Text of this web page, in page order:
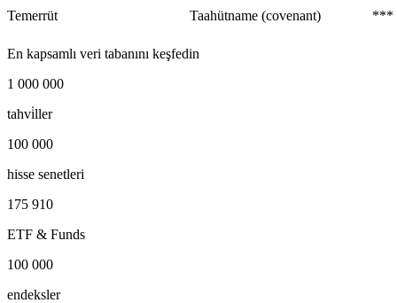
Temerrüt
Taahütname (covenant) ***
En kapsamlı veri tabanını keşfedin
1 000 000
tahvi̇ller
100 000
hisse senetleri
175 910
ETF & Funds
100 000
endeksler